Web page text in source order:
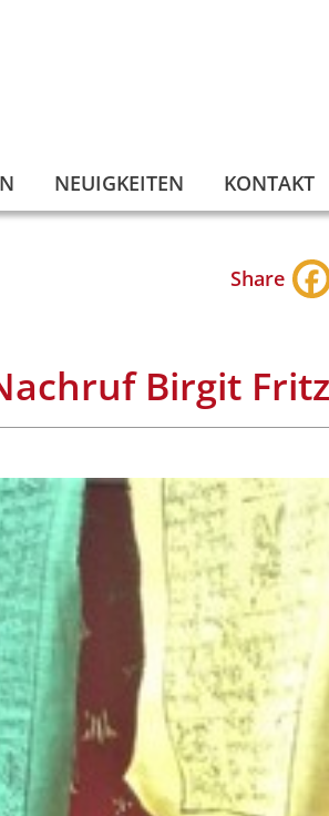
NEUIGKEITEN KONTAKT
Share
Birgit